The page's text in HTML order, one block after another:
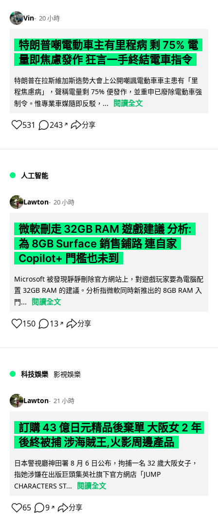
Vin 20 小時
特朗普嘲電動車主有里程病 剩 75% 電
量即焦慮發作 狂言一手終結電車指令
特朗普在拉斯維加斯造勢大會上公開嘲諷電動車車主患有「里
程焦慮病」，聲稱電量剩 75% 便發作，並重申已廢除電動車強
制令。惟專業車媒隨即反駁，...
閱讀全文
531 243 ↗ 分享
人工智能
Lawton 20 小時
微軟刪走 32GB RAM 遊戲建議 分析:
為 8GB Surface 銷售鋪路 連自家
Copilot+ 門檻也未到
Microsoft 被發現靜靜刪除官方網站上，對遊戲玩家要為電腦配
置 32GB RAM 的建議。分析指微軟同時新推出的 8GB RAM 入
門...
閱讀全文
150 13 ↗ 分享
科技娛樂 影視娛樂
Lawton 21 小時
訂購 43 億日元精品後棄單 大阪女 2 年
後終被捕 涉海賊王,火影周邊產品
日本警視廳神田署 8 月 6 日公布，拘捕一名 32 歲大阪女子，
指她涉嫌在出版巨頭集英社旗下官方網店「JUMP
CHARACTERS ST...
閱讀全文
65 9 ↗ 分享